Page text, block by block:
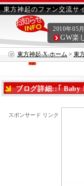
東方神起のファン交流サ
東方神起-X-ホーム > 東
2010年05
GW楽
ブログ詳細::｢ Baby
スポンサード リンク